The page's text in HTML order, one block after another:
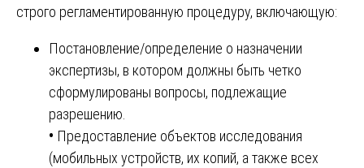
строго регламентированную процедуру, включающую:
Постановление/определение о назначении
экспертизы, в котором должны быть четко
сформулированы вопросы, подлежащие
разрешению.
• Предоставление объектов исследования
(мобильных устройств, их копий, а также всех